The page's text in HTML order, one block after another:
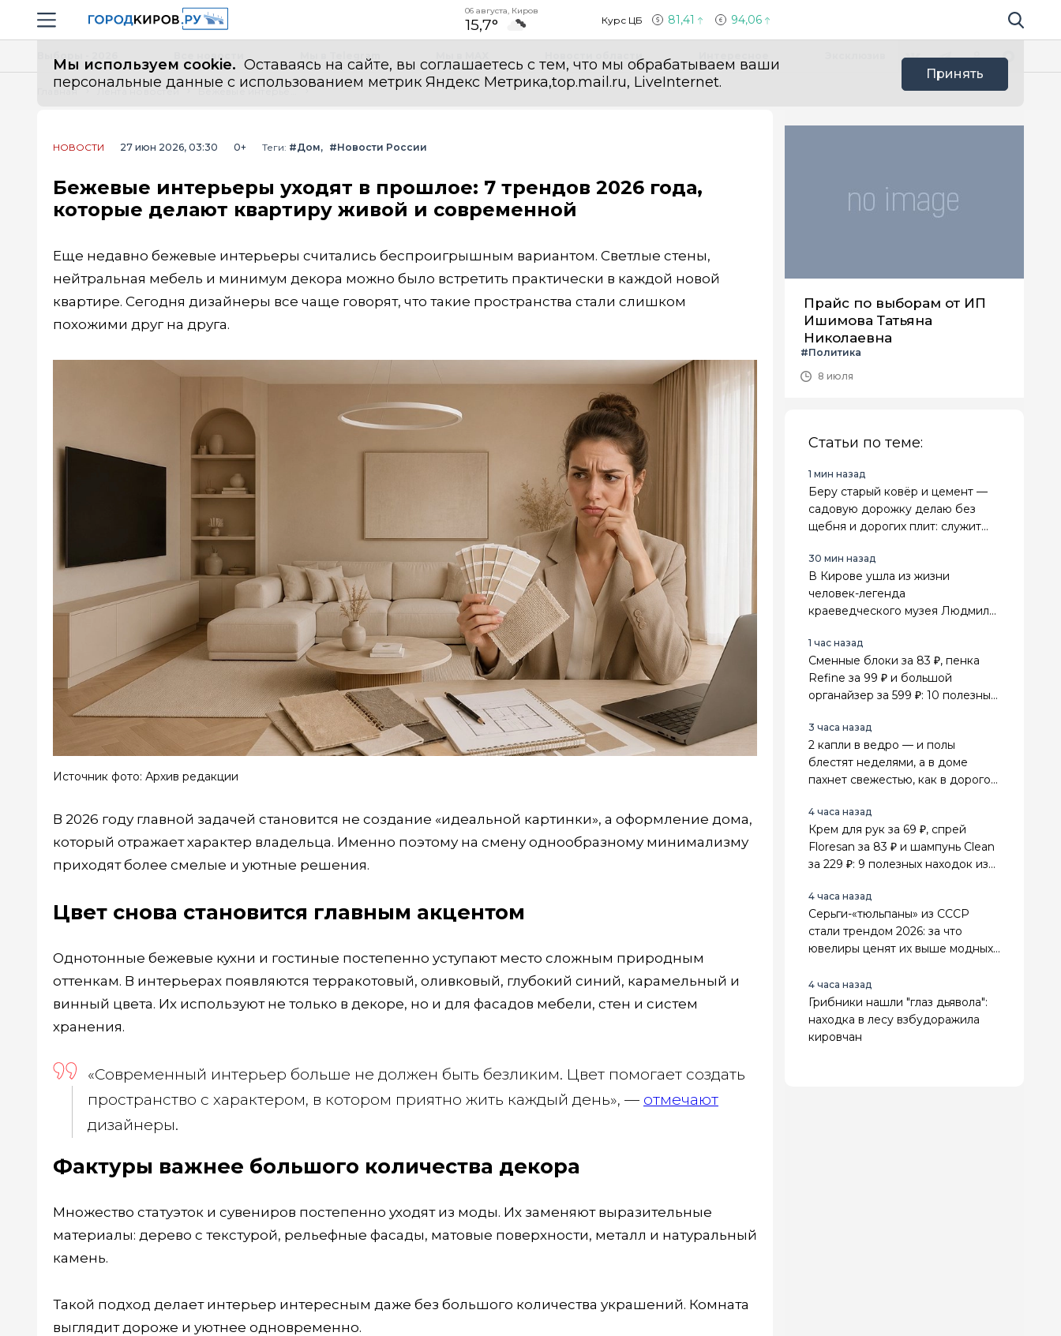
Навигация сайта
06 августа, Киров
15,7° Курс ЦБ 81,41 94,06 Поиск по
Мы используем cookie. Оставаясь на сайте, вы соглашаетесь с тем, что мы обрабатываем ваши
персональные данные с использованием метрик Яндекс Метрика,top.mail.ru, LiveInternet.
Принять
Все новости
Главная Лента новостей
НОВОСТИ 27 июн 2026, 03:30 0+ Теги: #Дом #Новости России
Бежевые интерьеры уходят в прошлое: 7 трендов 2026 года,
которые делают квартиру живой и современной
Еще недавно бежевые интерьеры считались беспроигрышным вариантом. Светлые стены,
нейтральная мебель и минимум декора можно было встретить практически в каждой новой
квартире. Сегодня дизайнеры все чаще говорят, что такие пространства стали слишком
похожими друг на друга.
Источник фото: Архив редакции
В 2026 году главной задачей становится не создание «идеальной картинки», а оформление дома,
который отражает характер владельца. Именно поэтому на смену однообразному минимализму
приходят более смелые и уютные решения.
Цвет снова становится главным акцентом
Однотонные бежевые кухни и гостиные постепенно уступают место сложным природным
оттенкам. В интерьерах появляются терракотовый, оливковый, глубокий синий, карамельный и
винный цвета. Их используют не только в декоре, но и для фасадов мебели, стен и систем
хранения.
«Современный интерьер больше не должен быть безликим. Цвет помогает создать
пространство с характером, в котором приятно жить каждый день», — отмечают
дизайнеры.
Фактуры важнее большого количества декора
Множество статуэток и сувениров постепенно уходят из моды. Их заменяют выразительные
материалы: дерево с текстурой, рельефные фасады, матовые поверхности, металл и натуральный
камень.
Такой подход делает интерьер интересным даже без большого количества украшений. Комната
выглядит дороже и уютнее одновременно.
Прайс по выборам от ИП
Ишимова Татьяна
Николаевна
#Политика
8 июля
Статьи по теме:
1 мин назад
Беру старый ковёр и цемент —
садовую дорожку делаю без
щебня и дорогих плит: служит
нулевые
30 мин назад
В Кирове ушла из жизни
человек-легенда
краеведческого музея Людмила
1 час назад
Сменные блоки за 83 ₽, пенка
Refine за 99 ₽ и большой
органайзер за 599 ₽: 10 полезных
3 часа назад
2 капли в ведро — и полы
блестят неделями, а в доме
пахнет свежестью, как в дорогом
4 часа назад
Крем для рук за 69 ₽, спрей
Floresan за 83 ₽ и шампунь Clean
за 229 ₽: 9 полезных находок из
4 часа назад
Серьги-«тюльпаны» из СССР
стали трендом 2026: за что
ювелиры ценят их выше модных
4 часа назад
Грибники нашли "глаз дьявола":
находка в лесу взбудоражила
кировчан